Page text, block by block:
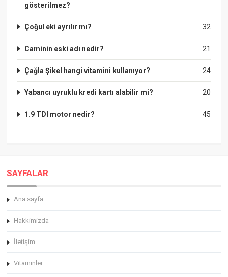
gösterilmez?
32
Çoğul eki ayrılır mı?
21
Caminin eski adı nedir?
24
Çağla Şikel hangi vitamini kullanıyor?
20
Yabancı uyruklu kredi kartı alabilir mi?
45
1.9 TDI motor nedir?
SAYFALAR
Ana sayfa
Hakkimizda
İletişim
Vitaminler